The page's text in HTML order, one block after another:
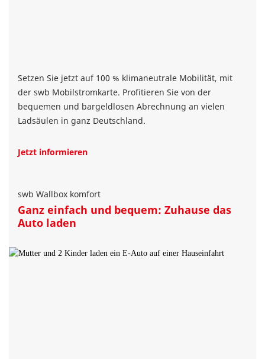
Setzen Sie jetzt auf 100 % klimaneutrale Mobilität, mit
der swb Mobilstromkarte. Profitieren Sie von der
bequemen und bargeldlosen Abrechnung an vielen
Ladsäulen in ganz Deutschland.
Jetzt informieren
swb Wallbox komfort
Ganz einfach und bequem: Zuhause das
Auto laden